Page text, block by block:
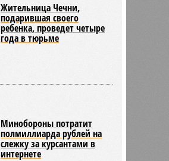
Жительница Чечни,
подарившая своего
ребенка, проведет четыре
года в тюрьме
Минобороны потратит
полмиллиарда рублей на
слежку за курсантами в
интернете